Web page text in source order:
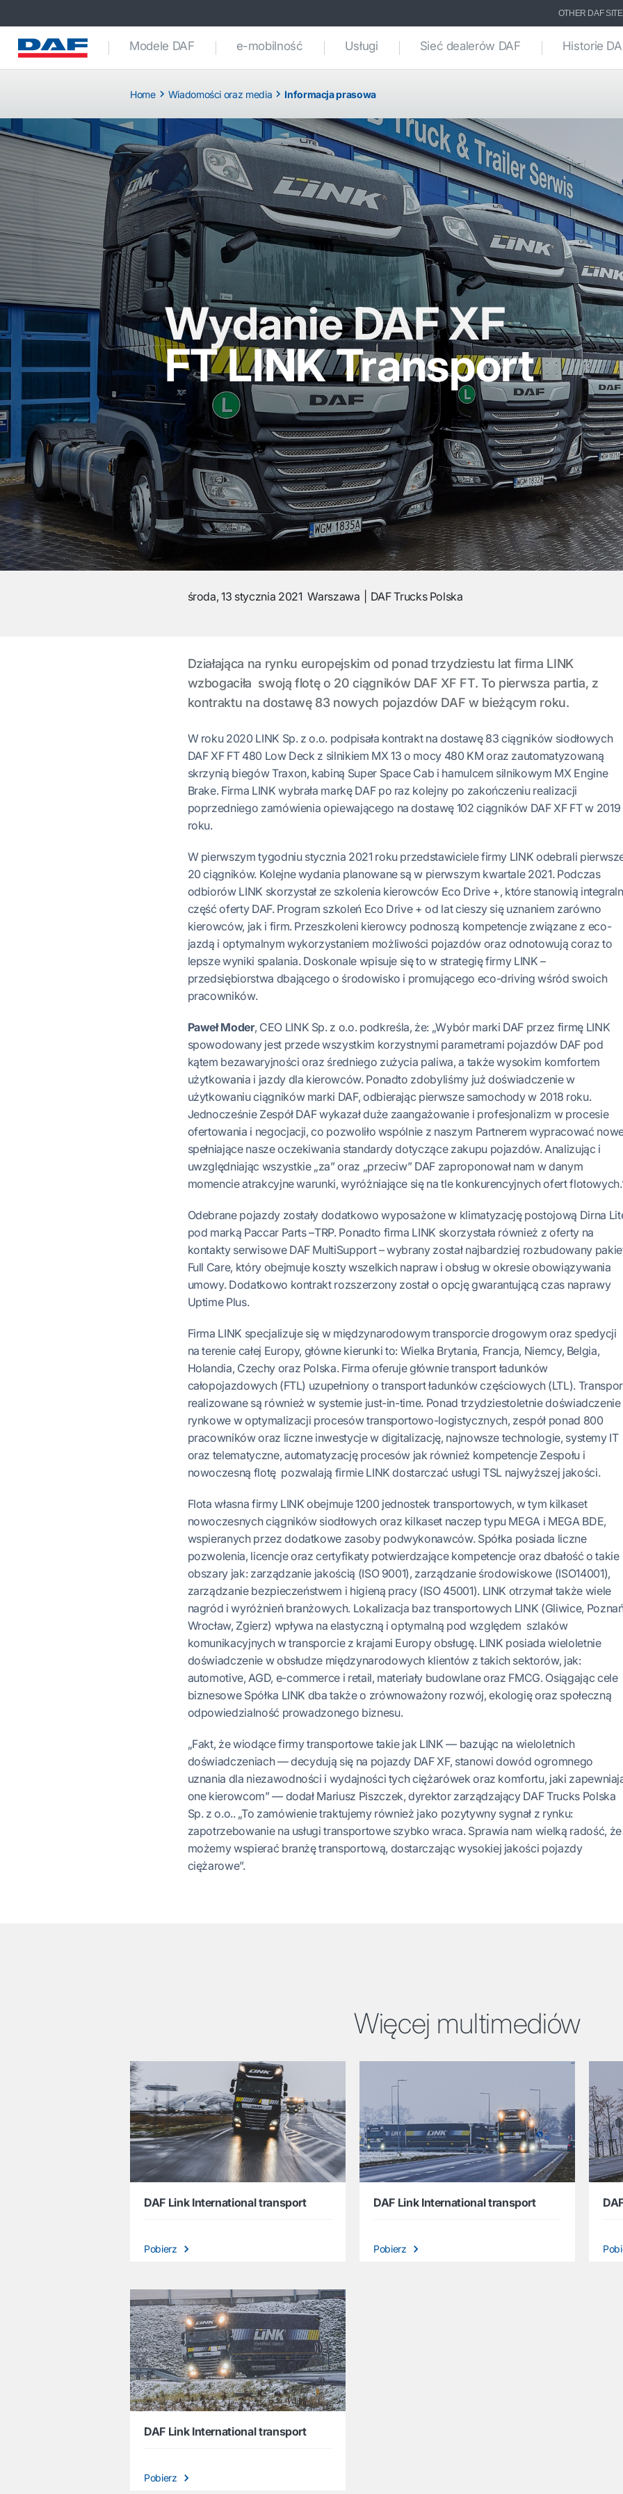
OTHER DAF
Modele DAF e-mobilność Usługi Sieć dealerów DAF Historie
Home Wiadomości oraz media Informacja prasowa
Wydanie DAF XF
FT LINK Transport
środa, 13 stycznia 2021 Warszawa DAF Trucks Polska
Działająca na rynku europejskim od ponad trzydziestu lat firma LINK
wzbogaciła swoją flotę o 20 ciągników DAF XF FT. To pierwsza partia, z
kontraktu na dostawę 83 nowych pojazdów DAF w bieżącym roku.
W roku 2020 LINK Sp. z o.o. podpisała kontrakt na dostawę 83 ciągników siodłowych
DAF XF FT 480 Low Deck z silnikiem MX 13 o mocy 480 KM oraz zautomatyzowaną
skrzynią biegów Traxon, kabiną Super Space Cab i hamulcem silnikowym MX Engine
Brake. Firma LINK wybrała markę DAF po raz kolejny po zakończeniu realizacji
poprzedniego zamówienia opiewającego na dostawę 102 ciągników DAF XF FT w 2019
roku.
W pierwszym tygodniu stycznia 2021 roku przedstawiciele firmy LINK odebrali
20 ciągników. Kolejne wydania planowane są w pierwszym kwartale 2021. Podczas
odbiorów LINK skorzystał ze szkolenia kierowców Eco Drive +, które stanowią
część oferty DAF. Program szkoleń Eco Drive + od lat cieszy się uznaniem zarówno
kierowców, jak i firm. Przeszkoleni kierowcy podnoszą kompetencje związane z eco-
jazdą i optymalnym wykorzystaniem możliwości pojazdów oraz odnotowują coraz to
lepsze wyniki spalania. Doskonale wpisuje się to w strategię firmy LINK –
przedsiębiorstwa dbającego o środowisko i promującego eco-driving wśród swoich
pracowników.
Paweł Moder, CEO LINK Sp. z o.o. podkreśla, że: „Wybór marki DAF przez firmę LINK
spowodowany jest przede wszystkim korzystnymi parametrami pojazdów DAF pod
kątem bezawaryjności oraz średniego zużycia paliwa, a także wysokim komfortem
użytkowania i jazdy dla kierowców. Ponadto zdobyliśmy już doświadczenie w
użytkowaniu ciągników marki DAF, odbierając pierwsze samochody w 2018 roku.
Jednocześnie Zespół DAF wykazał duże zaangażowanie i profesjonalizm w procesie
ofertowania i negocjacji, co pozwoliło wspólnie z naszym Partnerem wypracować
spełniające nasze oczekiwania standardy dotyczące zakupu pojazdów. Analizując i
uwzględniając wszystkie „za” oraz „przeciw” DAF zaproponował nam w danym
momencie atrakcyjne warunki, wyróżniające się na tle konkurencyjnych ofert
Odebrane pojazdy zostały dodatkowo wyposażone w klimatyzację postojową Dirna
pod marką Paccar Parts –TRP. Ponadto firma LINK skorzystała również z oferty na
kontakty serwisowe DAF MultiSupport – wybrany został najbardziej rozbudowany
Full Care, który obejmuje koszty wszelkich napraw i obsług w okresie obowiązywania
umowy. Dodatkowo kontrakt rozszerzony został o opcję gwarantującą czas naprawy
Uptime Plus.
Firma LINK specjalizuje się w międzynarodowym transporcie drogowym oraz spedycji
na terenie całej Europy, główne kierunki to: Wielka Brytania, Francja, Niemcy, Belgia,
Holandia, Czechy oraz Polska. Firma oferuje głównie transport ładunków
całopojazdowych (FTL) uzupełniony o transport ładunków częściowych (LTL).
realizowane są również w systemie just-in-time. Ponad trzydziestoletnie doświadczenie
rynkowe w optymalizacji procesów transportowo-logistycznych, zespół ponad 800
pracowników oraz liczne inwestycje w digitalizację, najnowsze technologie, systemy IT
oraz telematyczne, automatyzację procesów jak również kompetencje Zespołu i
nowoczesną flotę pozwalają firmie LINK dostarczać usługi TSL najwyższej jakości.
Flota własna firmy LINK obejmuje 1200 jednostek transportowych, w tym kilkaset
nowoczesnych ciągników siodłowych oraz kilkaset naczep typu MEGA i MEGA BDE,
wspieranych przez dodatkowe zasoby podwykonawców. Spółka posiada liczne
pozwolenia, licencje oraz certyfikaty potwierdzające kompetencje oraz dbałość o takie
obszary jak: zarządzanie jakością (ISO 9001), zarządzanie środowiskowe (ISO14001),
zarządzanie bezpieczeństwem i higieną pracy (ISO 45001). LINK otrzymał także wiele
nagród i wyróżnień branżowych. Lokalizacja baz transportowych LINK (Gliwice,
Wrocław, Zgierz) wpływa na elastyczną i optymalną pod względem szlaków
komunikacyjnych w transporcie z krajami Europy obsługę. LINK posiada wieloletnie
doświadczenie w obsłudze międzynarodowych klientów z takich sektorów, jak:
automotive, AGD, e-commerce i retail, materiały budowlane oraz FMCG. Osiągając cele
biznesowe Spółka LINK dba także o zrównoważony rozwój, ekologię oraz społeczną
odpowiedzialność prowadzonego biznesu.
„Fakt, że wiodące firmy transportowe takie jak LINK — bazując na wieloletnich
doświadczeniach — decydują się na pojazdy DAF XF, stanowi dowód ogromnego
uznania dla niezawodności i wydajności tych ciężarówek oraz komfortu, jaki
one kierowcom” — dodał Mariusz Piszczek, dyrektor zarządzający DAF Trucks Polska
Sp. z o.o.. „To zamówienie traktujemy również jako pozytywny sygnał z rynku:
zapotrzebowanie na usługi transportowe szybko wraca. Sprawia nam wielką radość, że
możemy wspierać branżę transportową, dostarczając wysokiej jakości pojazdy
ciężarowe”.
Więcej multimediów
DAF Link International transport
Pobierz
DAF Link International transport
Pobierz
DAF Link International transport
Pobierz